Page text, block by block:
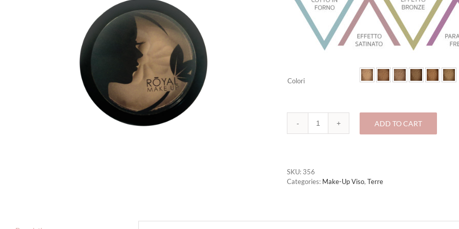
Colori
356-
TERRA
ADD TO CART
SKU: 356
Categories: Make-Up Viso, Terre